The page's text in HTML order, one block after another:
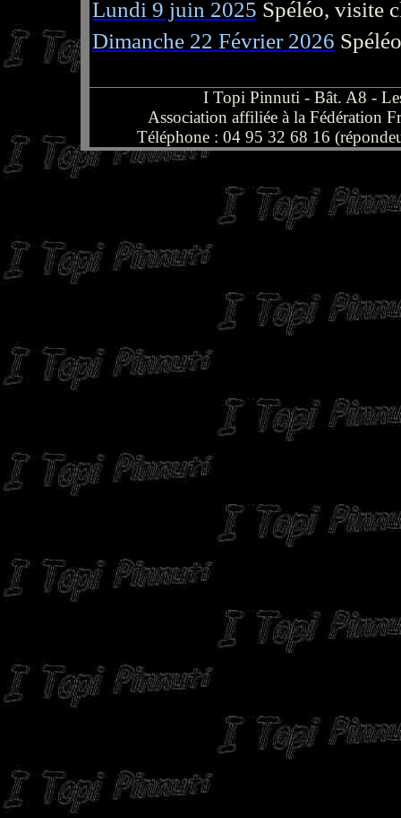
Lundi 9 juin 2025 Spéléo, visite
Dimanche 22 Février 2026
I Topi Pinnuti - Bât. A8 -
Association affiliée à la Fédération
Téléphone : 04 95 32 68 16